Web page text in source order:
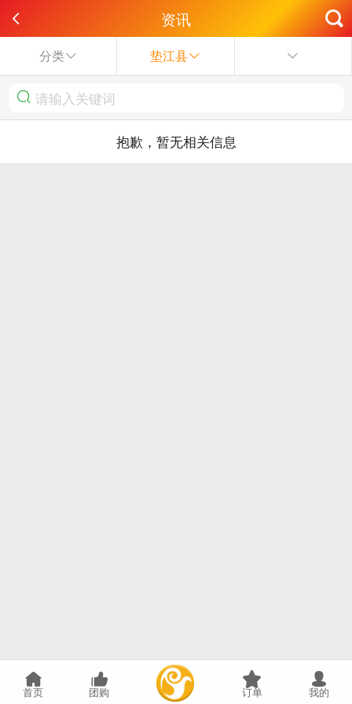
资讯
分类 垫江县
抱歉，暂无相关信息
首页 团购 订单 我的